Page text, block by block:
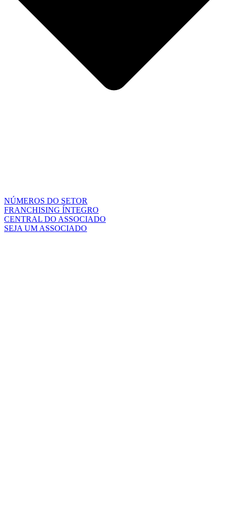
NÚMEROS DO SETOR
FRANCHISING ÍNTEGRO
CENTRAL DO ASSOCIADO
SEJA UM ASSOCIADO